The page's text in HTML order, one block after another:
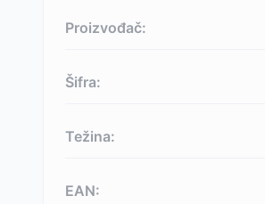
Proizvođač:
Šifra:
Težina:
EAN: